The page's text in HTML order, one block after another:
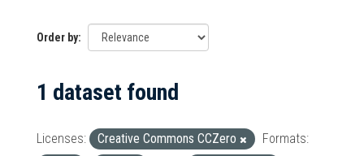
Order by
1 dataset found
Licenses: Creative Commons CCZero
Formats: